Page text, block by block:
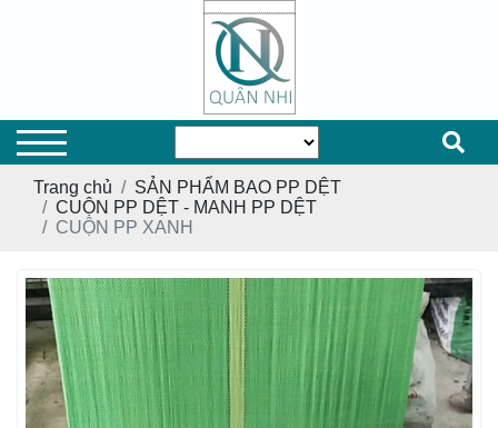
Trang chủ
SẢN PHẨM BAO PP DỆT
CUỘN PP DỆT - MANH PP DỆT
CUỘN PP XANH